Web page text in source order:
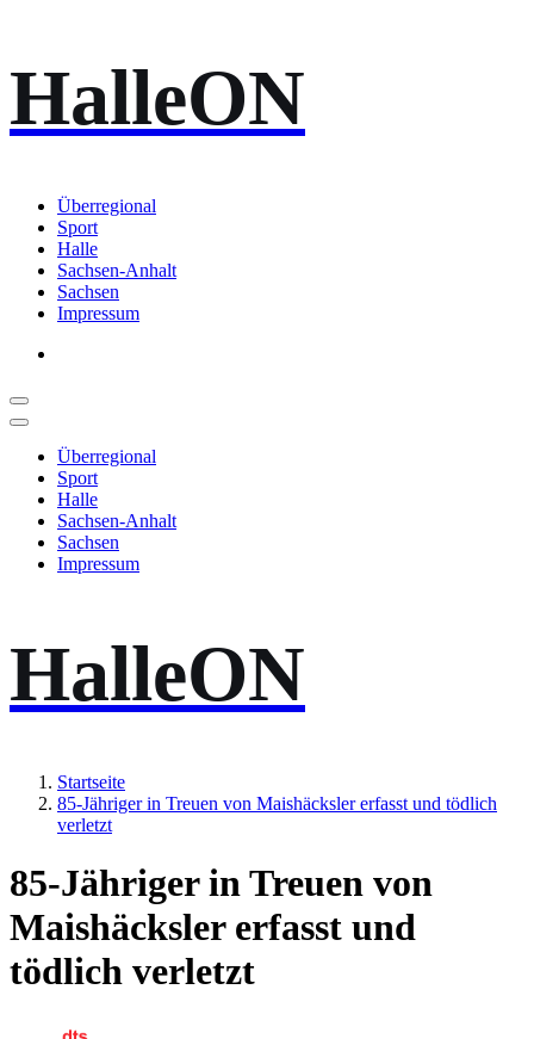
Inhalt
springen
HalleON
Überregional
Sport
Halle
Sachsen-Anhalt
Sachsen
Impressum
Überregional
Sport
Halle
Sachsen-Anhalt
Sachsen
Impressum
HalleON
Startseite
85-Jähriger in Treuen von Maishäcksler erfasst und tödlich
verletzt
85-Jähriger in Treuen von
Maishäcksler erfasst und
tödlich verletzt